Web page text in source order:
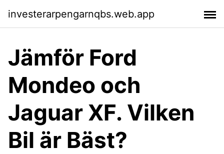
investerarpengarnqbs.web.app
Jämför Ford
Mondeo och
Jaguar XF. Vilken
Bil är Bäst?